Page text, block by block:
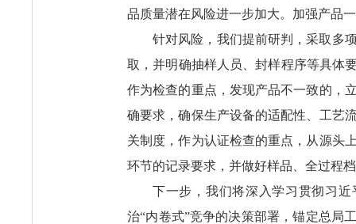
品质量潜在风险进一步加大。加强产品
针对风险，我们提前研判，采取多
取，并明确抽样人员、封样程序等具体
作为检查的重点，发现产品不一致的，
确要求，确保生产设备的适配性、工艺
关制度，作为认证检查的重点，从源头
环节的记录要求，并做好样品、全过程
下一步，我们将深入学习贯彻习
治“内卷式”竞争的决策部署，锚定总局